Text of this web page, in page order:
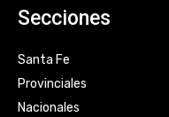
Secciones
Santa Fe
Provinciales
Nacionales